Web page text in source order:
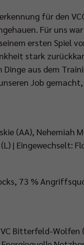
für den
Für uns
ersten Spiel
stark
aus dem
Job
(AA), Nehemiah
| Eingewechselt:
73 %
VC Bitterfeld-